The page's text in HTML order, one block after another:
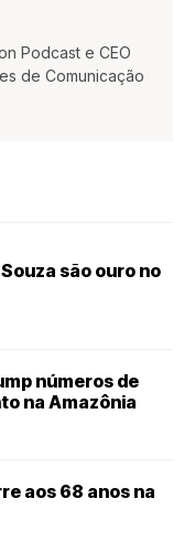
Podcast e CEO
de Comunicação
são ouro no
números de
na Amazônia
aos 68 anos na